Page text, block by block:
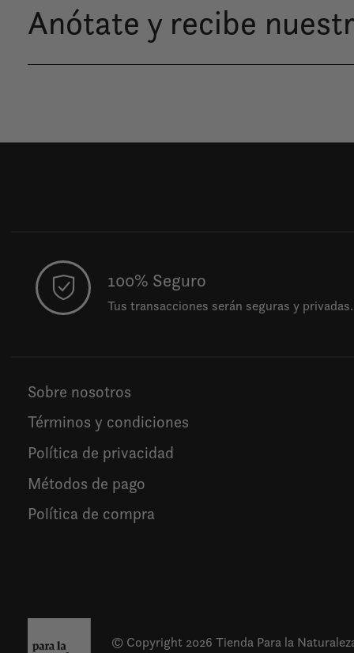
Anótate y recibe
100% Seguro
Tus transacciones serán seguras y privadas.
Sobre nosotros
Términos y condiciones
Política de privacidad
Métodos de pago
Política de compra
© Copyright 2026 Tienda Para la